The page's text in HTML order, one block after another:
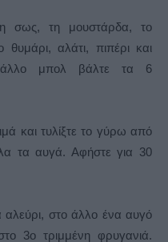
σως, τη μουστάρδα, το
αλάτι, πιπέρι και
μπολ βάλτε τα 6
και τυλίξτε το γύρω από
τα αυγά. Αφήστε για 30
στο άλλο ένα αυγό
3ο τριμμένη φρυγανιά.